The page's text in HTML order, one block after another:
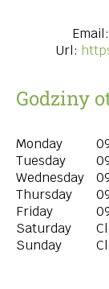
Email:
Url:
Godziny
Monday
Tuesday
Wednesday
Thursday
Friday
Saturday
Sunday